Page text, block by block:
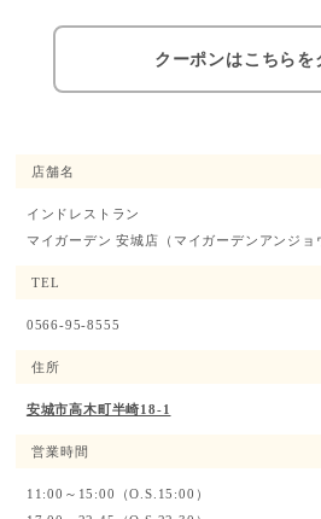
クーポンはこちらを
店舗名
インドレストラン
マイガーデン 安城店 （マイガーデンアンジョ
TEL
0566-95-8555
住所
安城市高木町半崎18-1
営業時間
11:00～15:00（O.S.15:00）